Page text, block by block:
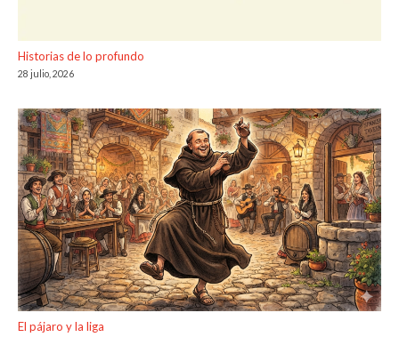
Historias de lo profundo
28 julio, 2026
El pájaro y la liga